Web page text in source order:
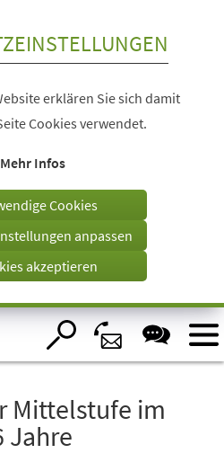
erklären Sie sich damit
Cookies verwendet.
Mehr Infos
Cookies
anpassen
akzeptieren
Mittelstufe im
Jahre